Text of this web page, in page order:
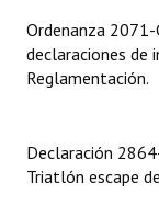
Informes de
Dictámenes
Ordenanza
declaraciones de
Reglamentación.
Declaración
Triatlón escape